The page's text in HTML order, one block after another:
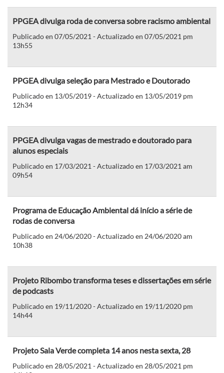
PPGEA divulga roda de conversa sobre racismo ambiental
Publicado en 07/05/2021 - Actualizado en 07/05/2021 pm
13h55
PPGEA divulga seleção para Mestrado e Doutorado
Publicado en 13/05/2019 - Actualizado en 13/05/2019 pm
12h34
PPGEA divulga vagas de mestrado e doutorado para
alunos especiais
Publicado en 17/03/2021 - Actualizado en 17/03/2021 am
09h54
Programa de Educação Ambiental dá início a série de
rodas de conversa
Publicado en 24/06/2020 - Actualizado en 24/06/2020 am
10h38
Projeto Ribombo transforma teses e dissertações em série
de podcasts
Publicado en 19/11/2020 - Actualizado en 19/11/2020 pm
14h44
Projeto Sala Verde completa 14 anos nesta sexta, 28
Publicado en 28/05/2021 - Actualizado en 28/05/2021 pm